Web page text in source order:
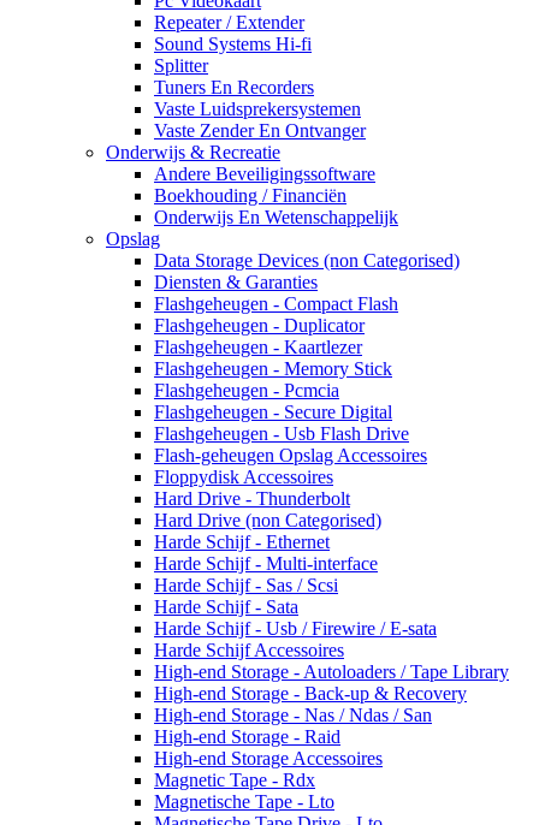
Repeater / Extender
Sound Systems Hi-fi
Splitter
Tuners En Recorders
Vaste Luidsprekersystemen
Vaste Zender En Ontvanger
Onderwijs & Recreatie
Andere Beveiligingssoftware
Boekhouding / Financiën
Onderwijs En Wetenschappelijk
Opslag
Data Storage Devices (non Categorised)
Diensten & Garanties
Flashgeheugen - Compact Flash
Flashgeheugen - Duplicator
Flashgeheugen - Kaartlezer
Flashgeheugen - Memory Stick
Flashgeheugen - Pcmcia
Flashgeheugen - Secure Digital
Flashgeheugen - Usb Flash Drive
Flash-geheugen Opslag Accessoires
Floppydisk Accessoires
Hard Drive - Thunderbolt
Hard Drive (non Categorised)
Harde Schijf - Ethernet
Harde Schijf - Multi-interface
Harde Schijf - Sas / Scsi
Harde Schijf - Sata
Harde Schijf - Usb / Firewire / E-sata
Harde Schijf Accessoires
High-end Storage - Autoloaders / Tape Library
High-end Storage - Back-up & Recovery
High-end Storage - Nas / Ndas / San
High-end Storage - Raid
High-end Storage Accessoires
Magnetic Tape - Rdx
Magnetische Tape - Lto